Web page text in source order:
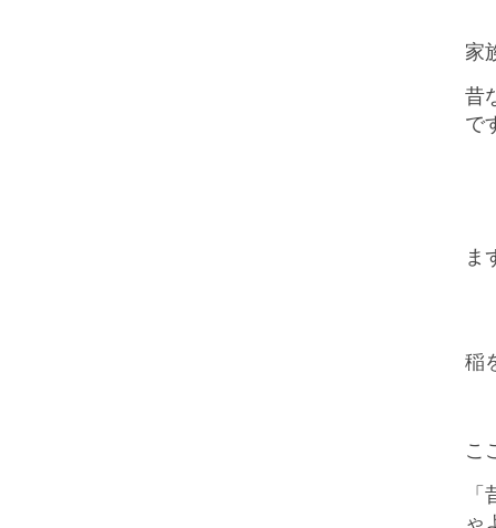
家
昔
で
ま
稲
こ
ゃ